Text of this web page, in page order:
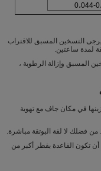
0،1
التسخين المسبق للاقتراب
المسبق وإزالة الرطوبة ،
في مكان جاف مع تهوية
أن تكون القاعدة بقطر أكبر من